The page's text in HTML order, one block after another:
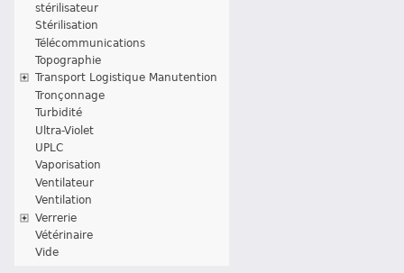
stérilisateur
Stérilisation
Télécommunications
Topographie
Transport Logistique Manutention
Tronçonnage
Turbidité
Ultra-Violet
UPLC
Vaporisation
Ventilateur
Ventilation
Verrerie
Vétérinaire
Vide